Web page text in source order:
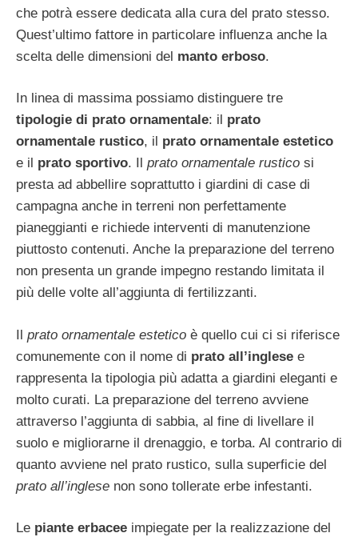
che potrà essere dedicata alla cura del prato stesso.
Quest’ultimo fattore in particolare influenza anche la
scelta delle dimensioni del manto erboso.
In linea di massima possiamo distinguere tre
tipologie di prato ornamentale: il prato
ornamentale rustico, il prato ornamentale estetico
e il prato sportivo. Il prato ornamentale rustico si
presta ad abbellire soprattutto i giardini di case di
campagna anche in terreni non perfettamente
pianeggianti e richiede interventi di manutenzione
piuttosto contenuti. Anche la preparazione del terreno
non presenta un grande impegno restando limitata il
più delle volte all’aggiunta di fertilizzanti.
Il prato ornamentale estetico è quello cui ci si riferisce
comunemente con il nome di prato all’inglese e
rappresenta la tipologia più adatta a giardini eleganti e
molto curati. La preparazione del terreno avviene
attraverso l’aggiunta di sabbia, al fine di livellare il
suolo e migliorarne il drenaggio, e torba. Al contrario di
quanto avviene nel prato rustico, sulla superficie del
prato all’inglese non sono tollerate erbe infestanti.
Le piante erbacee impiegate per la realizzazione del